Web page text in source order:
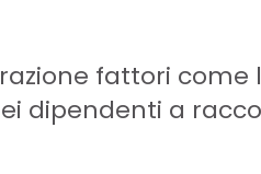
fattori
dipendenti a